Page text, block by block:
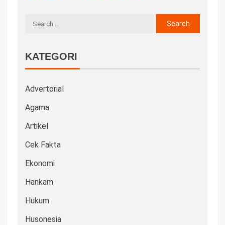
KATEGORI
Advertorial
Agama
Artikel
Cek Fakta
Ekonomi
Hankam
Hukum
Husonesia